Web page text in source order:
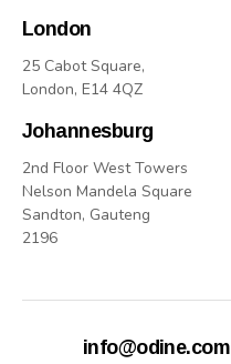
London
25 Cabot Square,
London, E14 4QZ
Johannesburg
2nd Floor West Towers
Nelson Mandela Square
Sandton, Gauteng
2196
info@odine.com